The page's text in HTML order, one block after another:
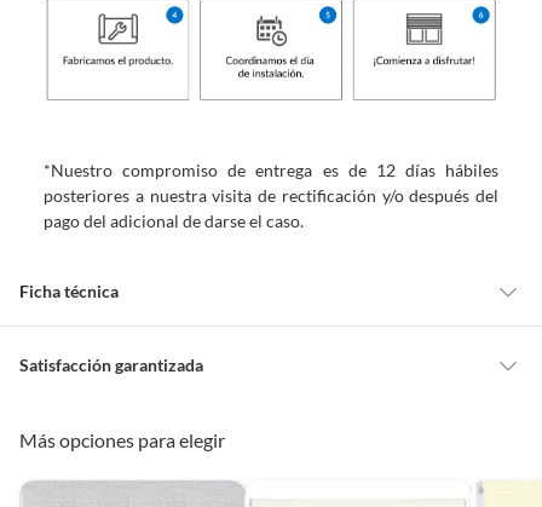
*Nuestro compromiso de entrega es de 12 días hábiles
posteriores a nuestra visita de rectificación y/o después del
pago del adicional de darse el caso.
Ficha técnica
Alto máximo
Ancho mínimo
Satisfacción garantizada
Satisfacción garantizada. Esto significa que, si no te gustó el producto
Más opciones para elegir